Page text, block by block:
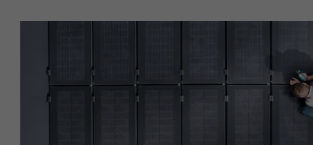
EXPIRATION